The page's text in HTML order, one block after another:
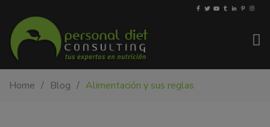
PDiet.com
yHome Blog Alimentación y sus reglas